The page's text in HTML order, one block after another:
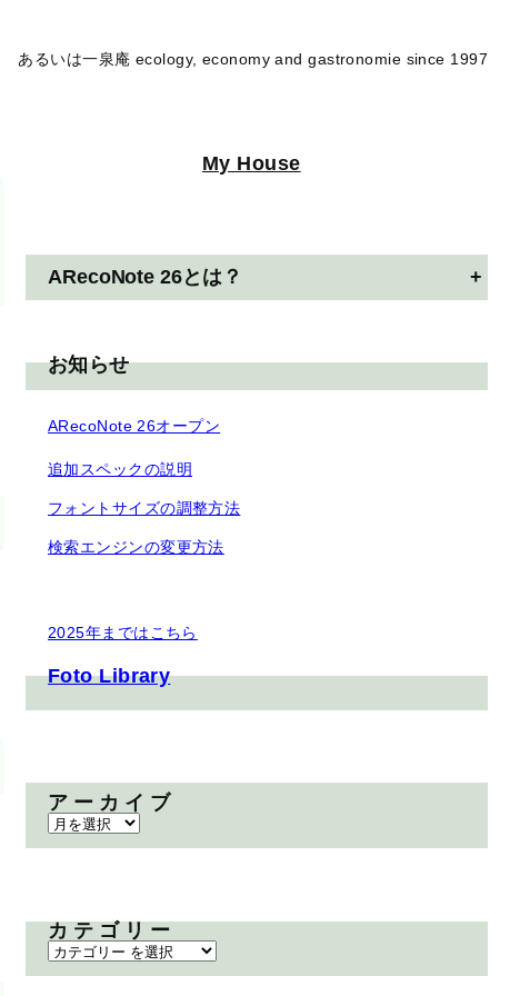
あるいは一泉庵 ecology, economy and gastronomie since 1997
My House
ARecoNote 26とは？ +
お知らせ
ARecoNote 26オープン
追加スペックの説明
フォントサイズの調整方法
検索エンジンの変更方法
2025年まではこちら
Foto Library
アーカイブ
カテゴリー